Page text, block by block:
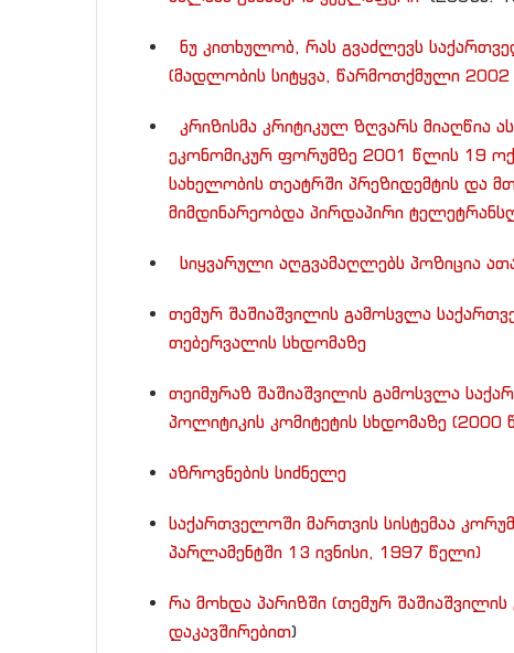
ნუ კითხულობ, რას გვაძლევს
(მადლობის სიტყვა, წარმოთქმული
კრიზისმა კრიტიკულ ზღვარს მიაღწია
ეკონომიკურ ფორუმზე 2001 წლის 19
სახელობის თეატრში პრეზიდემტის და
მიმდინარეობდა პირდაპირი
სიყვარული აღგვამაღლებს პოზიცია
თემურ შაშიაშვილის გამოსვლა
თებერვალის სხდომაზე
თეიმურაზ შაშიაშვილის გამოსვლა
პოლიტიკის კომიტეტის სხდომაზე
აზროვნების სიძნელე
საქართველოში მართვის სისტემაა
პარლამენტში 13 ივნისი, 1997 წელი)
რა მოხდა პარიზში (თემურ
დაკავშირებით)